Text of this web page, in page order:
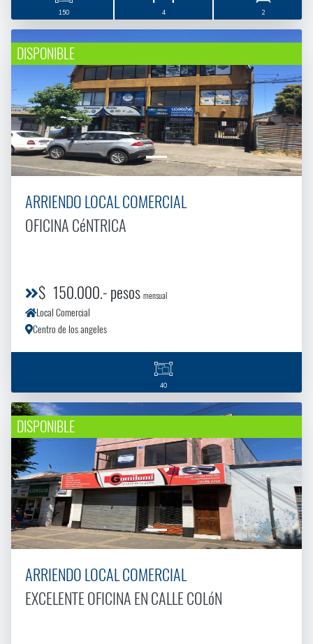
150 4 2
DISPONIBLE
ARRIENDO LOCAL COMERCIAL
OFICINA CéNTRICA
$ 150.000.- pesos mensual
Local Comercial
Centro de los angeles
40
DISPONIBLE
ARRIENDO LOCAL COMERCIAL
EXCELENTE OFICINA EN CALLE COLóN